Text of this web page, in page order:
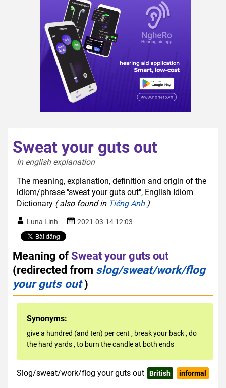
Sweat your guts out
In english explanation
The meaning, explanation, definition and origin of the
idiom/phrase "sweat your guts out", English Idiom
Dictionary ( also found in Tiếng Anh)
Luna Linh 2021-03-14 12:03
Meaning ofSweat your guts out
(redirected from slog/sweat/work/flog
your guts out)
Synonyms:
give a hundred (and ten) per cent , break your back , do
the hard yards , to burn the candle at both ends
Slog/sweat/work/flog your guts out British
informal